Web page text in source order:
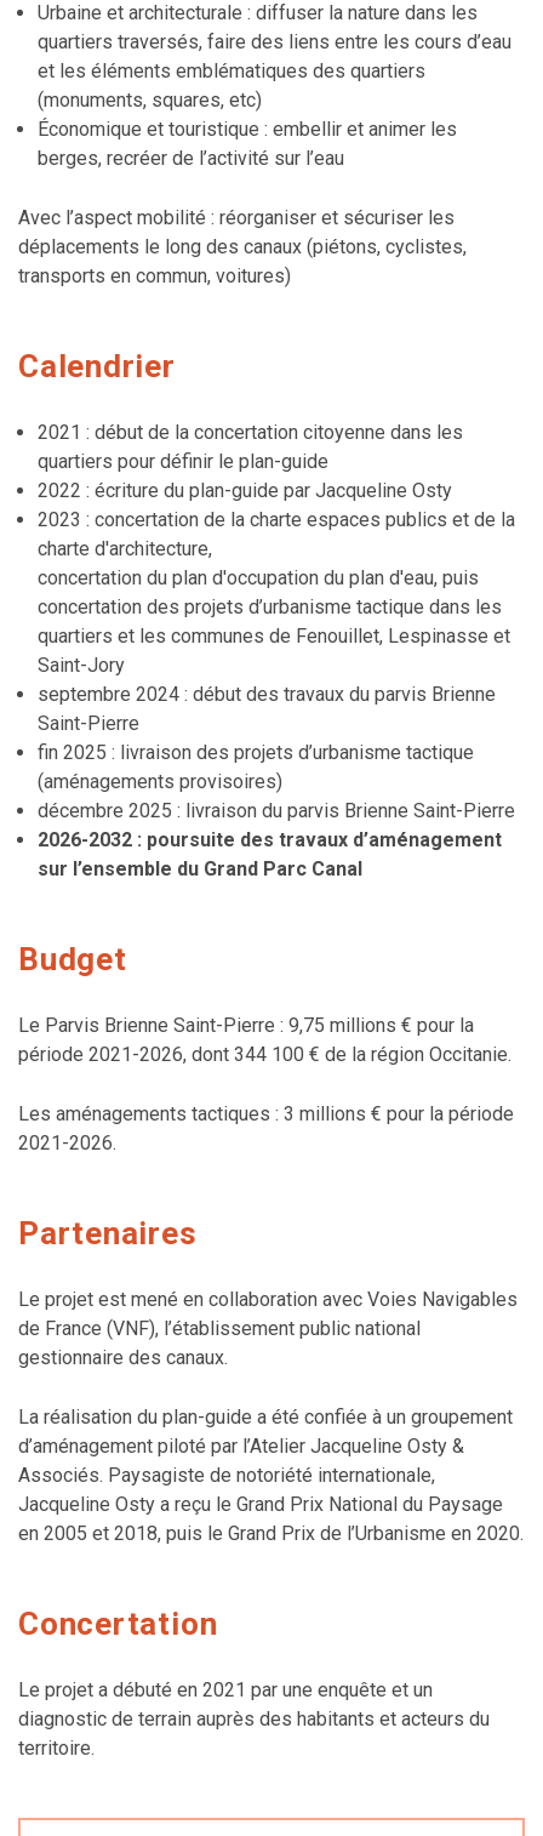
Urbaine et architecturale : diffuser la nature dans les
quartiers traversés, faire des liens entre les cours d’eau
et les éléments emblématiques des quartiers
(monuments, squares, etc)
Économique et touristique : embellir et animer les
berges, recréer de l’activité sur l’eau
Avec l’aspect mobilité : réorganiser et sécuriser les
déplacements le long des canaux (piétons, cyclistes,
transports en commun, voitures)
Calendrier
2021 : début de la concertation citoyenne dans les
quartiers pour définir le plan-guide
2022 : écriture du plan-guide par Jacqueline Osty
2023 : concertation de la charte espaces publics et de la
charte d'architecture,
concertation du plan d'occupation du plan d'eau, puis
concertation des projets d’urbanisme tactique dans les
quartiers et les communes de Fenouillet, Lespinasse et
Saint-Jory
septembre 2024 : début des travaux du parvis Brienne
Saint-Pierre
fin 2025 : livraison des projets d’urbanisme tactique
(aménagements provisoires)
décembre 2025 : livraison du parvis Brienne Saint-Pierre
2026-2032 : poursuite des travaux d’aménagement
sur l’ensemble du Grand Parc Canal
Budget
Le Parvis Brienne Saint-Pierre : 9,75 millions € pour la
période 2021-2026, dont 344 100 € de la région Occitanie.
Les aménagements tactiques : 3 millions € pour la période
2021-2026.
Partenaires
Le projet est mené en collaboration avec Voies Navigables
de France (VNF), l’établissement public national
gestionnaire des canaux.
La réalisation du plan-guide a été confiée à un groupement
d’aménagement piloté par l’Atelier Jacqueline Osty &
Associés. Paysagiste de notoriété internationale,
Jacqueline Osty a reçu le Grand Prix National du Paysage
en 2005 et 2018, puis le Grand Prix de l’Urbanisme en 2020.
Concertation
Le projet a débuté en 2021 par une enquête et un
diagnostic de terrain auprès des habitants et acteurs du
territoire.